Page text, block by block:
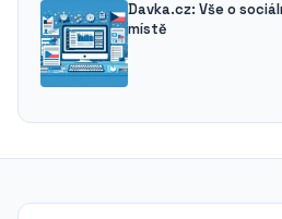
Davka.cz: Vše o
místě